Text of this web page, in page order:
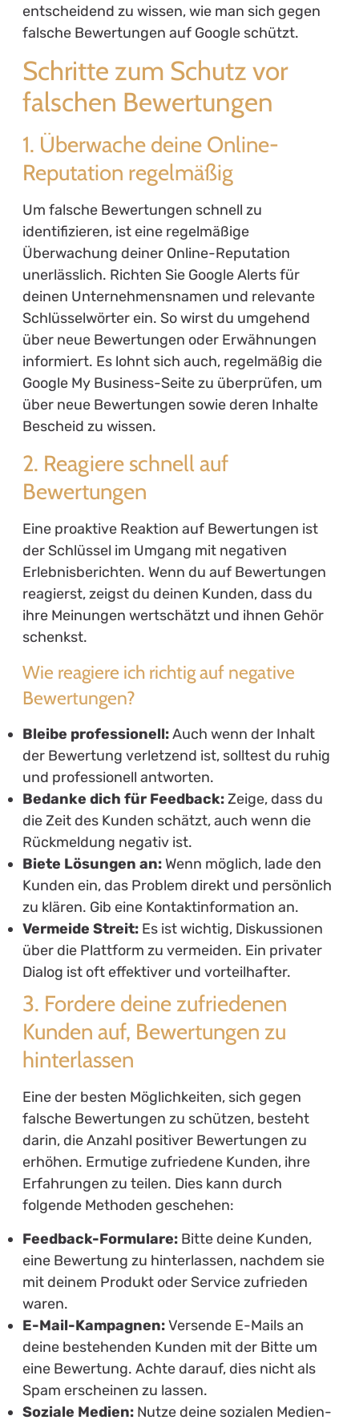
entscheidend zu wissen, wie man sich gegen
falsche Bewertungen auf Google schützt.
Schritte zum Schutz vor
falschen Bewertungen
1. Überwache deine Online-
Reputation regelmäßig
Um falsche Bewertungen schnell zu
identifizieren, ist eine regelmäßige
Überwachung deiner Online-Reputation
unerlässlich. Richten Sie Google Alerts für
deinen Unternehmensnamen und relevante
Schlüsselwörter ein. So wirst du umgehend
über neue Bewertungen oder Erwähnungen
informiert. Es lohnt sich auch, regelmäßig die
Google My Business-Seite zu überprüfen, um
über neue Bewertungen sowie deren Inhalte
Bescheid zu wissen.
2. Reagiere schnell auf
Bewertungen
Eine proaktive Reaktion auf Bewertungen ist
der Schlüssel im Umgang mit negativen
Erlebnisberichten. Wenn du auf Bewertungen
reagierst, zeigst du deinen Kunden, dass du
ihre Meinungen wertschätzt und ihnen Gehör
schenkst.
Wie reagiere ich richtig auf negative
Bewertungen?
Bleibe professionell:Auch wenn der Inhalt
der Bewertung verletzend ist, solltest du ruhig
und professionell antworten.
Bedanke dich für Feedback:Zeige, dass du
die Zeit des Kunden schätzt, auch wenn die
Rückmeldung negativ ist.
Biete Lösungen an:Wenn möglich, lade den
Kunden ein, das Problem direkt und persönlich
zu klären. Gib eine Kontaktinformation an.
Vermeide Streit:Es ist wichtig, Diskussionen
über die Plattform zu vermeiden. Ein privater
Dialog ist oft effektiver und vorteilhafter.
3. Fordere deine zufriedenen
Kunden auf, Bewertungen zu
hinterlassen
Eine der besten Möglichkeiten, sich gegen
falsche Bewertungen zu schützen, besteht
darin, die Anzahl positiver Bewertungen zu
erhöhen. Ermutige zufriedene Kunden, ihre
Erfahrungen zu teilen. Dies kann durch
folgende Methoden geschehen:
Feedback-Formulare:Bitte deine Kunden,
eine Bewertung zu hinterlassen, nachdem sie
mit deinem Produkt oder Service zufrieden
waren.
E-Mail-Kampagnen:Versende E-Mails an
deine bestehenden Kunden mit der Bitte um
eine Bewertung. Achte darauf, dies nicht als
Spam erscheinen zu lassen.
Soziale Medien:Nutze deine sozialen Medien-